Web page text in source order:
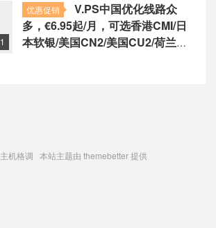
优惠促销
V.PS中国优化线路众
多，€6.95起/月，可选香港CMI/日
本软银/美国CN2/美国CU2/荷兰
1
主机格调 本站主题由 themebetter提供